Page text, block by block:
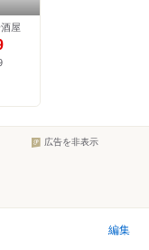
屋
広告を非表示
編集